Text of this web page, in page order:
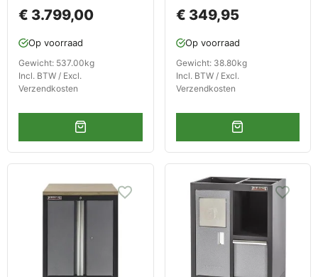
hardhouten blad,
laden, 379,5 x 200 cm
€ 3.799,00
Op voorraad
Gewicht: 537.00kg
Incl. BTW / Excl.
Verzendkosten
x 57 x 90 cm
€ 349,95
Op voorraad
Gewicht: 38.80kg
Incl. BTW / Excl.
Verzendkosten